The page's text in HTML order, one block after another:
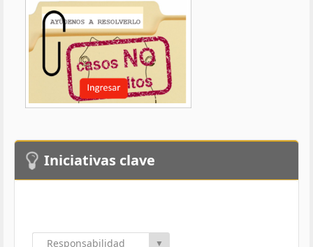
Iniciativas clave
Responsabilidad
▼